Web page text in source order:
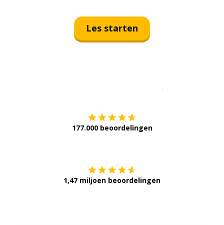
Les starten
177.000 beoordelingen
1,47 miljoen beoordelingen